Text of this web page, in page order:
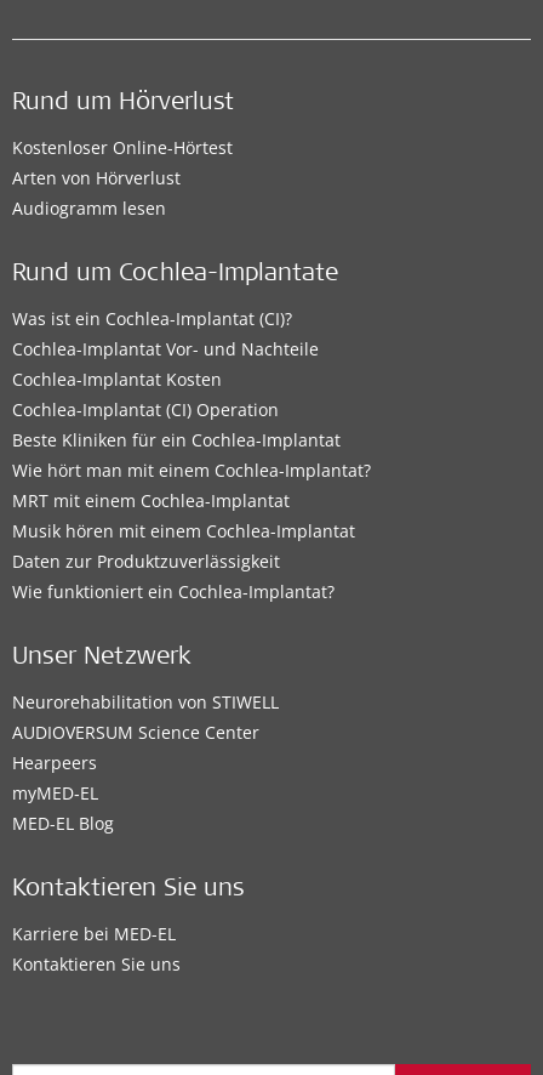
Rund um Hörverlust
Kostenloser Online-Hörtest
Arten von Hörverlust
Audiogramm lesen
Rund um Cochlea-Implantate
Was ist ein Cochlea-Implantat (CI)?
Cochlea-Implantat Vor- und Nachteile
Cochlea-Implantat Kosten
Cochlea-Implantat (CI) Operation
Beste Kliniken für ein Cochlea-Implantat
Wie hört man mit einem Cochlea-Implantat?
MRT mit einem Cochlea-Implantat
Musik hören mit einem Cochlea-Implantat
Daten zur Produktzuverlässigkeit
Wie funktioniert ein Cochlea-Implantat?
Unser Netzwerk
Neurorehabilitation von STIWELL
AUDIOVERSUM Science Center
Hearpeers
myMED‑EL
MED-EL Blog
Kontaktieren Sie uns
Karriere bei MED-EL
Kontaktieren Sie uns